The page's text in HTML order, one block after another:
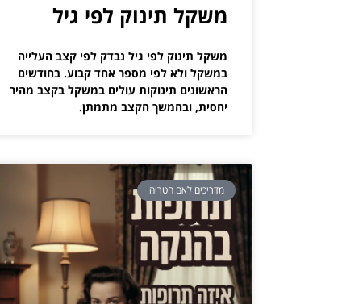
משקל תינוק לפי גיל
משקל תינוק לפי גיל נבדק לפי קצב העלייה
במשקל ולא לפי מספר אחד קבוע. בחודשים
הראשונים תינוקות עולים במשקל בקצב מהיר
יחסית, ובהמשך הקצב מתמתן.
מדריכים לאם הטריה